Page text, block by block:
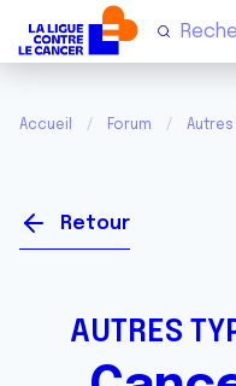
Accueil Forum
Retour
AUTRES